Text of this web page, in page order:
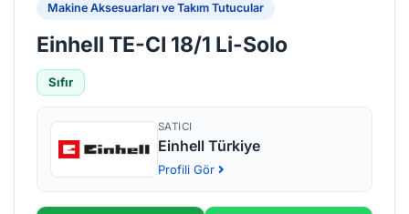
Makine Aksesuarları ve Takım Tutucular
Einhell TE-CI 18/1 Li-Solo
Sıfır
SATICI
Einhell Türkiye
Profili Gör